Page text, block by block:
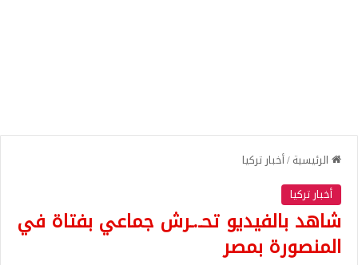
الرئيسية/أخبار تركيا
أخبار تركيا
شاهد بالفيديو تحـ.ـرش جماعي بفتاة في
المنصورة بمصر